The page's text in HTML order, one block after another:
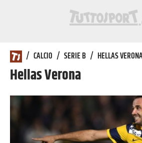
/ CALCIO / SERIE B / HELLAS
Hellas Verona